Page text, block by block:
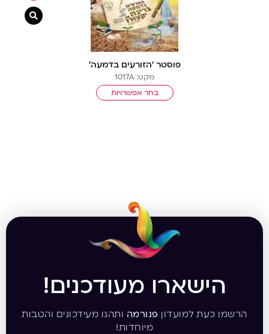
פוסטר ‘הזורעים בדמעה’
מקט: 1017A
בחר אפשרויות
צפייה
הישארו מעודכנים!
הרשמו כעת למועדון פנורמה ותהנו מעידכונים והטבות
מיוחדות!